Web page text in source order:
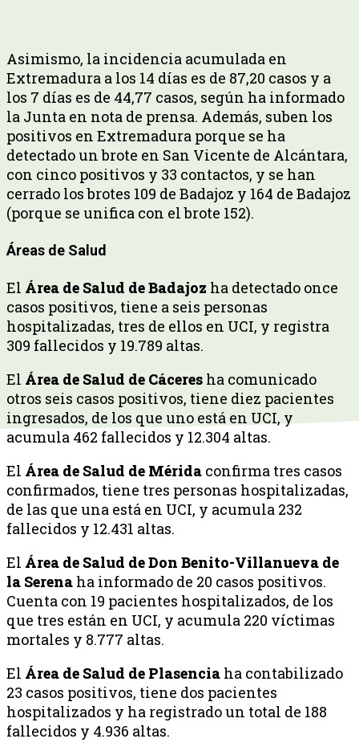
Asimismo, la incidencia acumulada en
Extremadura a los 14 días es de 87,20 casos y a
los 7 días es de 44,77 casos, según ha informado
la Junta en nota de prensa. Además, suben los
positivos en Extremadura porque se ha
detectado un brote en San Vicente de Alcántara,
con cinco positivos y 33 contactos, y se han
cerrado los brotes 109 de Badajoz y 164 de Badajoz
(porque se unifica con el brote 152).
Áreas de Salud
El Área de Salud de Badajoz ha detectado once
casos positivos, tiene a seis personas
hospitalizadas, tres de ellos en UCI, y registra
309 fallecidos y 19.789 altas.
El Área de Salud de Cáceres ha comunicado
otros seis casos positivos, tiene diez pacientes
ingresados, de los que uno está en UCI, y
acumula 462 fallecidos y 12.304 altas.
El Área de Salud de Mérida confirma tres casos
confirmados, tiene tres personas hospitalizadas,
de las que una está en UCI, y acumula 232
fallecidos y 12.431 altas.
El Área de Salud de Don Benito-Villanueva de
la Serena ha informado de 20 casos positivos.
Cuenta con 19 pacientes hospitalizados, de los
que tres están en UCI, y acumula 220 víctimas
mortales y 8.777 altas.
El Área de Salud de Plasencia ha contabilizado
23 casos positivos, tiene dos pacientes
hospitalizados y ha registrado un total de 188
fallecidos y 4.936 altas.